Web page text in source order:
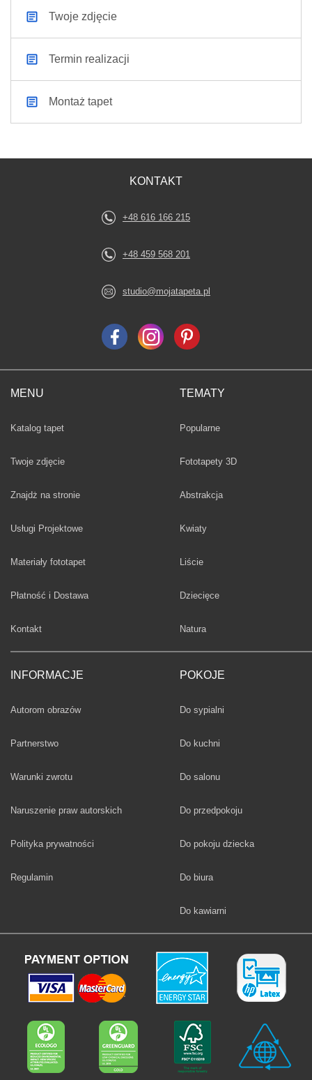
Twoje zdjęcie
Termin realizacji
Montaż tapet
MENU
Katalog tapet
Twoje zdjęcie
Znajdż na stronie
Usługi Projektowe
Materiały fototapet
Płatność i Dostawa
Kontakt
INFORMACJE
Autorom obrazów
Partnerstwo
Warunki zwrotu
Naruszenie praw autorskich
Polityka prywatności
Regulamin
TEMATY
Fototapety
Popularne
Fototapety 3D
Fototapety
Abstrakcja
Fototapety
Kwiaty
Fototapety
Liście
Fototapety
Dziecięce
Fototapety
Natura
POKOJE
Fototapety
Do sypialni
Fototapety
Do kuchni
Fototapety
Do salonu
Fototapety
Do przedpokoju
Fototapety
Do pokoju dziecka
Fototapety
Do biura
Fototapety
Do kawiarni
KONTAKT
+48 616 166 215
+48 459 568 201
studio@mojatapeta.pl